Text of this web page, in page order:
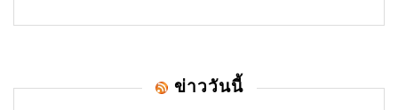
ข่าววันนี้